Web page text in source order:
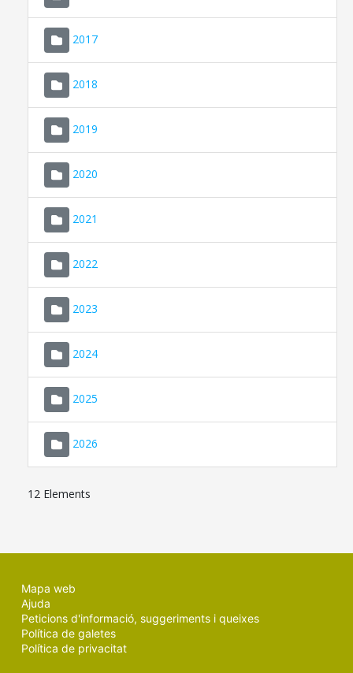
2017
2018
2019
2020
2021
2022
2023
2024
2025
2026
12 Elements
Mapa web
Ajuda
Peticions d'informació, suggeriments i queixes
Política de galetes
Política de privacitat